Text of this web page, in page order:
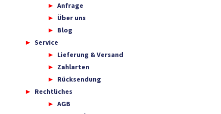
Anfrage
Über uns
Blog
Service
Lieferung & Versand
Zahlarten
Rücksendung
Rechtliches
AGB